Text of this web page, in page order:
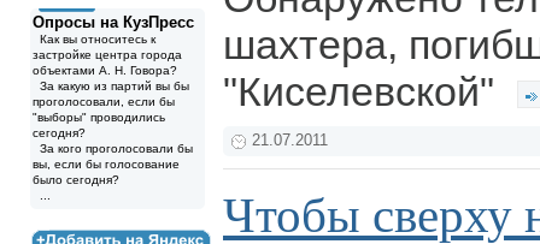
Опросы на КузПресс
Как вы относитесь к
застройке центра города
объектами А. Н. Говора?
За какую из партий вы бы
проголосовали, если бы
"выборы" проводились
сегодня?
За кого проголосовали бы
вы, если бы голосование
было сегодня?
шахтера,
"Киселевской"
21.07.2011
Чтобы сверху